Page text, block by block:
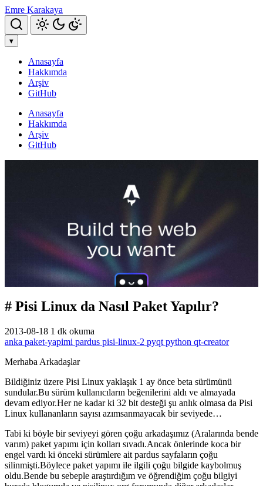
Emre Karakaya
Aramayı Aç
▾
Anasayfa
Hakkımda
Arşiv
GitHub
Anasayfa
Hakkımda
Arşiv
GitHub
# Pisi Linux da Nasıl Paket Yapılır?
2013-08-18 1 dk okuma
anka paket-yapimi pardus pisi-linux-2 pyqt python qt-creator
Merhaba Arkadaşlar
Bildiğiniz üzere Pisi Linux yaklaşık 1 ay önce beta sürümünü
sundular.Bu sürüm kullanıcıların beğenilerini aldı ve almayada
devam ediyor.Her ne kadar ki 32 bit desteği şu anlık olmasa da Pisi
Linux kullananların sayısı azımsanmayacak bir seviyede…
Tabi ki böyle bir seviyeyi gören çoğu arkadaşımız (Aralarında bende
varım) paket yapımı için kolları sıvadı.Ancak önlerinde koca bir
engel vardı ki önceki sürümlere ait pardus sayfaların çoğu
silinmişti.Böylece paket yapımı ile ilgili çoğu bilgide kaybolmuş
oldu.Bende bu sebeple araştırdığım ve öğrendiğim çoğu bilgiyi